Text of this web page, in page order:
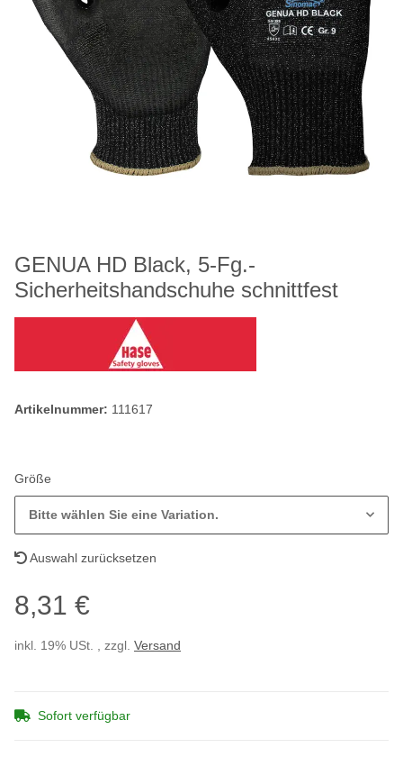
GENUA HD Black, 5-Fg.-
Sicherheitshandschuhe schnittfest
Artikelnummer: 111617
Größe
Bitte wählen Sie eine Variation.
Auswahl zurücksetzen
8,31 €
inkl. 19% USt. , zzgl. Versand
Sofort verfügbar